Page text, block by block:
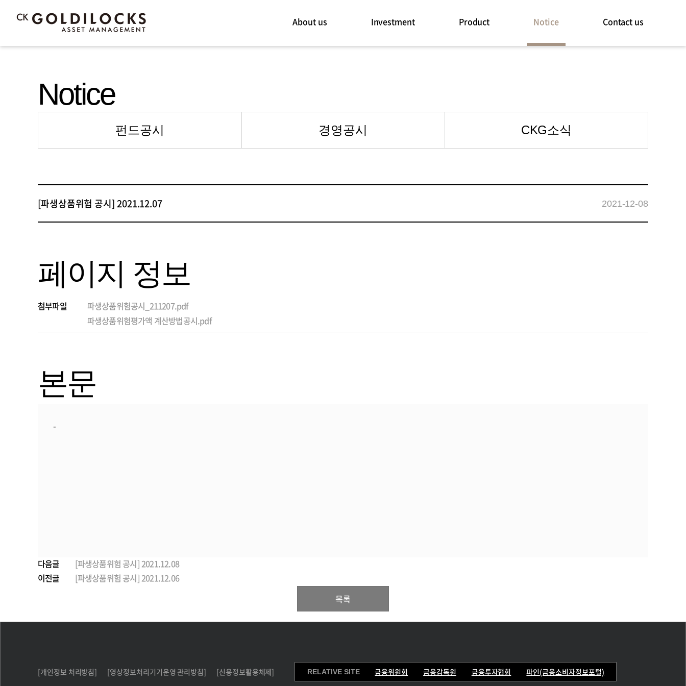
About us Investment Product Notice Contact us
Notice
펀드공시 경영공시 CKG소식
[파생상품위험 공시] 2021.12.07 2021-12-08
페이지 정보
첨부파일
파생상품위험공시_211207.pdf
파생상품위험평가액 계산방법공시.pdf
본문
-
다음글
[파생상품위험 공시] 2021.12.08
이전글
[파생상품위험 공시] 2021.12.06
목록
[개인정보 처리방침] [영상정보처리기기운영 관리방침] [신용정보활용체제] RELATIVE SITE 금융위원회 금융감독원 금융투자협회 파인(금융소비자정보포털)